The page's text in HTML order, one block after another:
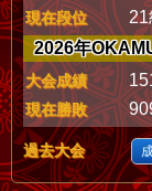
現在段位
2026年
大会成績
現在勝敗
過去大会